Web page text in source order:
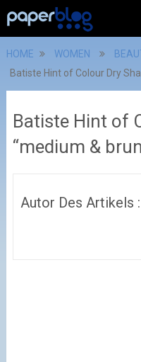
HOME WOMEN
Batiste Hint of Colour Dry
Batiste Hint of
“medium &
Autor Des Artikels :